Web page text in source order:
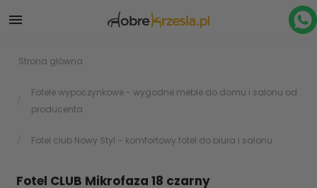

Strona główna
Fotele wypoczynkowe - wygodne meble do domu i salonu od
producenta
Fotel club Nowy Styl – komfortowy fotel do biura i salonu
Fotel CLUB Mikrofaza 18 czarny